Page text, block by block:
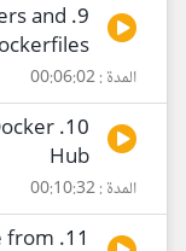
and
المدة : 00:06:02
Hub
المدة : 00:10:32
from